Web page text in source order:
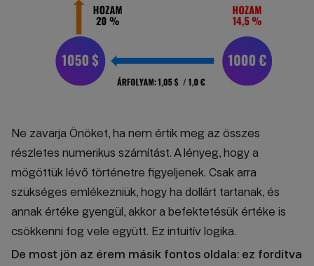
Ne zavarja Önöket, ha nem értik meg az összes
részletes numerikus számítást. A lényeg, hogy a
mögöttük lévő történetre figyeljenek. Csak arra
szükséges emlékezniük, hogy ha dollárt tartanak, és
annak értéke gyengül, akkor a befektetésük értéke is
csökkenni fog vele együtt. Ez intuitív logika.
De most jön az érem másik fontos oldala: ez fordítva